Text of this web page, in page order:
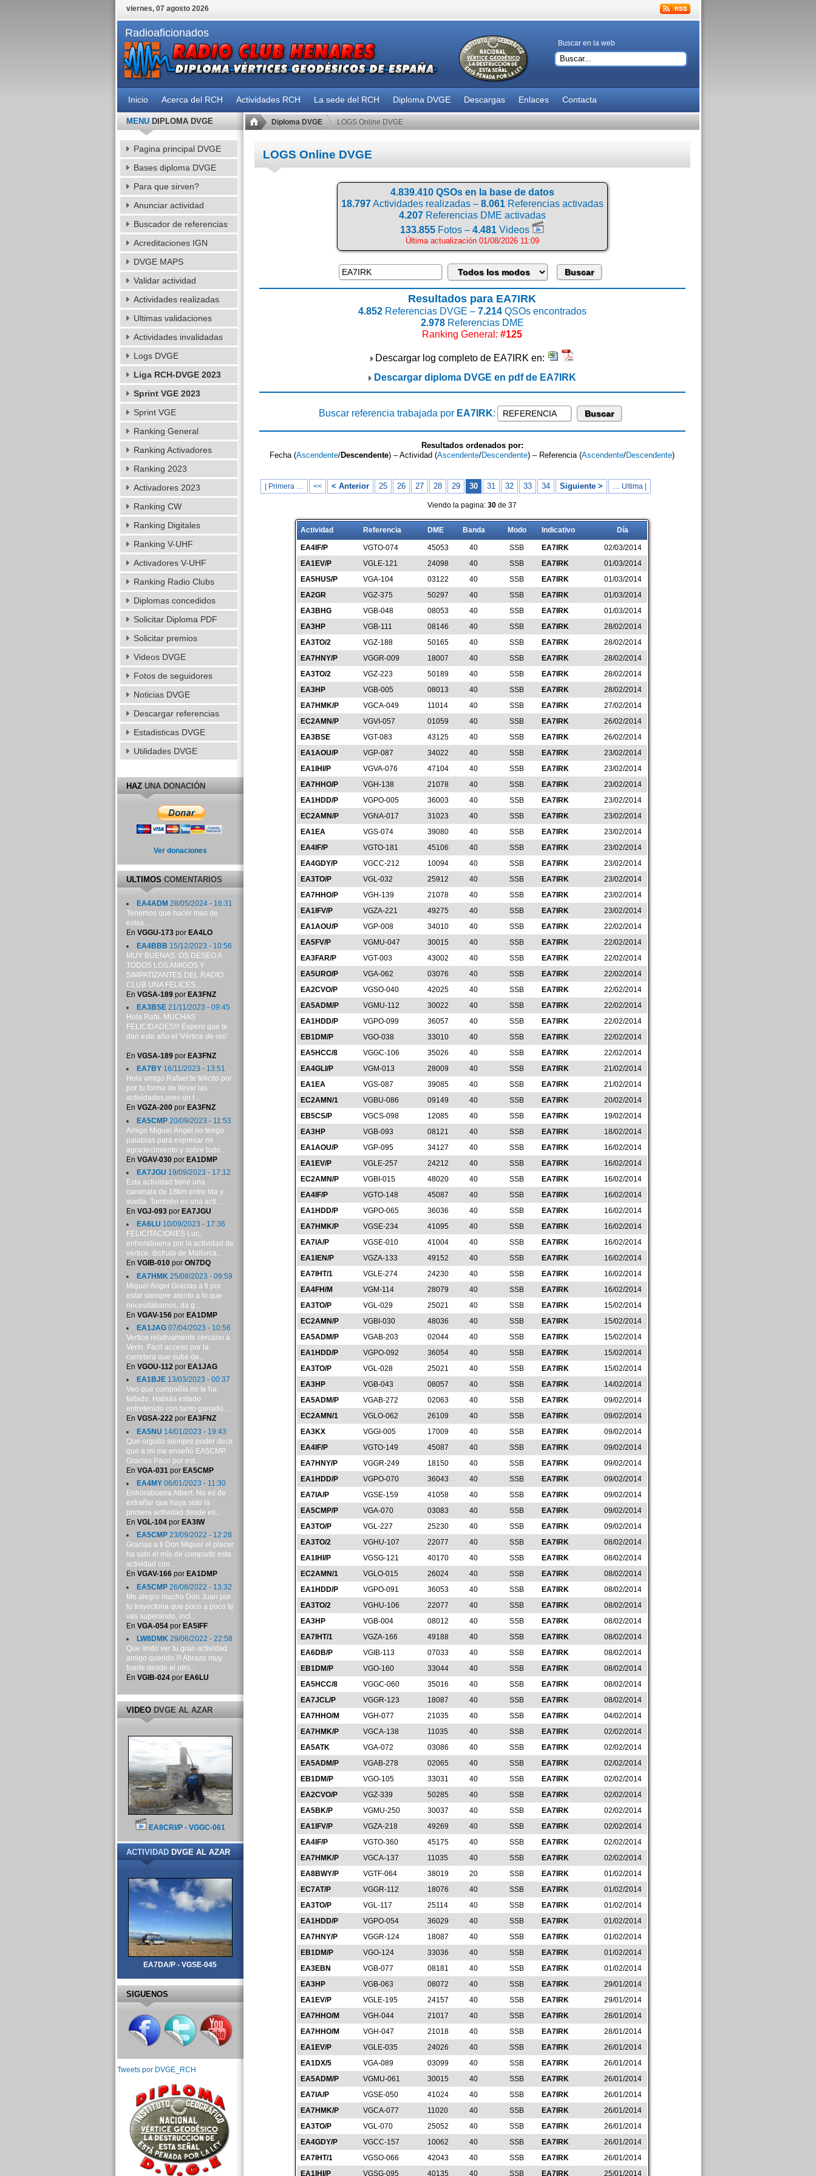
viernes, 07 agosto 2026
Radioaficionados
Buscar en la web
Inicio Acerca del RCH Actividades RCH La sede del RCH Diploma DVGE Descargas Enlaces Contacta
Diploma DVGE LOGS Online DVGE
LOGS Online DVGE
4.839.410 QSOs en la base de datos
18.797Actividades realizadas – 8.061Referencias activadas
4.207Referencias DME activadas
133.855 Fotos – 4.481 Videos
Última actualización 01/08/2026 11:09
Resultados para EA7IRK
4.852Referencias DVGE – 7.214QSOs encontrados
2.978Referencias DME
Ranking General: #125
Descargar log completo de EA7IRK en:
Descargar diploma DVGE en pdf de EA7IRK
Buscar referencia trabajada por EA7IRK:
Resultados ordenados por:
Fecha (Ascendente/Descendente) – Actividad (Ascendente/Descendente) – Referencia (Ascendente/Descendente)
| Primera … << < Anterior 25 26 27 28 29 30 31 32 33 34 Siguiente > … Ultima |
Viendo la pagina: 30 de 37
Actividad Referencia DME Banda Modo Indicativo Día
EA4IF/P VGTO-074 45053 40 SSB EA7IRK
02/03/2014
EA1EV/P
VGLE-121 24098 40 SSB EA7IRK
01/03/2014
EA5HUS/P
VGA-104 03122 40 SSB EA7IRK
01/03/2014
EA2GR
VGZ-375 50297 40 SSB EA7IRK
01/03/2014
EA3BHG
VGB-048 08053 40 SSB EA7IRK
01/03/2014
EA3HP
VGB-111 08146 40 SSB EA7IRK
28/02/2014
EA3TO/2
VGZ-188 50165 40 SSB EA7IRK
28/02/2014
EA7HNY/P
VGGR-009 18007 40 SSB EA7IRK
28/02/2014
EA3TO/2
VGZ-223 50189 40 SSB EA7IRK
28/02/2014
EA3HP
VGB-005 08013 40 SSB EA7IRK
28/02/2014
EA7HMK/P
VGCA-049 11014 40 SSB EA7IRK
27/02/2014
EC2AMN/P
VGVI-057 01059 40 SSB EA7IRK
26/02/2014
EA3BSE
VGT-083 43125 40 SSB EA7IRK
26/02/2014
EA1AOU/P
VGP-087 34022 40 SSB EA7IRK
23/02/2014
EA1IHI/P
VGVA-076 47104 40 SSB EA7IRK
23/02/2014
EA7HHO/P
VGH-138 21078 40 SSB EA7IRK
23/02/2014
EA1HDD/P
VGPO-005 36003 40 SSB EA7IRK
23/02/2014
EC2AMN/P
VGNA-017 31023 40 SSB EA7IRK
23/02/2014
EA1EA
VGS-074 39080 40 SSB EA7IRK
23/02/2014
EA4IF/P
VGTO-181 45106 40 SSB EA7IRK
23/02/2014
EA4GDY/P
VGCC-212 10094 40 SSB EA7IRK
23/02/2014
EA3TO/P
VGL-032 25912 40 SSB EA7IRK
23/02/2014
EA7HHO/P
VGH-139 21078 40 SSB EA7IRK
23/02/2014
EA1IFV/P
VGZA-221 49275 40 SSB EA7IRK
23/02/2014
EA1AOU/P
VGP-008 34010 40 SSB EA7IRK
22/02/2014
EA5FV/P
VGMU-047 30015 40 SSB EA7IRK
22/02/2014
EA3FAR/P
VGT-003 43002 40 SSB EA7IRK
22/02/2014
EA5URO/P
VGA-062 03076 40 SSB EA7IRK
22/02/2014
EA2CVO/P
VGSO-040 42025 40 SSB EA7IRK
22/02/2014
EA5ADM/P
VGMU-112 30022 40 SSB EA7IRK
22/02/2014
EA1HDD/P
VGPO-099 36057 40 SSB EA7IRK
22/02/2014
EB1DM/P
VGO-038 33010 40 SSB EA7IRK
22/02/2014
EA5HCC/8
VGGC-106 35026 40 SSB EA7IRK
22/02/2014
EA4GLI/P
VGM-013 28009 40 SSB EA7IRK
21/02/2014
EA1EA
VGS-087 39085 40 SSB EA7IRK
21/02/2014
EC2AMN/1
VGBU-086 09149 40 SSB EA7IRK
20/02/2014
EB5CS/P
VGCS-098 12085 40 SSB EA7IRK
19/02/2014
EA3HP
VGB-093 08121 40 SSB EA7IRK
18/02/2014
EA1AOU/P
VGP-095 34127 40 SSB EA7IRK
16/02/2014
EA1EV/P
VGLE-257 24212 40 SSB EA7IRK
16/02/2014
EC2AMN/P
VGBI-015 48020 40 SSB EA7IRK
16/02/2014
EA4IF/P
VGTO-148 45087 40 SSB EA7IRK
16/02/2014
EA1HDD/P
VGPO-065 36036 40 SSB EA7IRK
16/02/2014
EA7HMK/P
VGSE-234 41095 40 SSB EA7IRK
16/02/2014
EA7IA/P
VGSE-010 41004 40 SSB EA7IRK
16/02/2014
EA1IEN/P
VGZA-133 49152 40 SSB EA7IRK
16/02/2014
EA7IHT/1
VGLE-274 24230 40 SSB EA7IRK
16/02/2014
EA4FH/M
VGM-114 28079 40 SSB EA7IRK
16/02/2014
EA3TO/P
VGL-029 25021 40 SSB EA7IRK
15/02/2014
EC2AMN/P
VGBI-030 48036 40 SSB EA7IRK
15/02/2014
EA5ADM/P
VGAB-203 02044 40 SSB EA7IRK
15/02/2014
EA1HDD/P
VGPO-092 36054 40 SSB EA7IRK
15/02/2014
EA3TO/P
VGL-028 25021 40 SSB EA7IRK
15/02/2014
EA3HP
VGB-043 08057 40 SSB EA7IRK
14/02/2014
EA5ADM/P
VGAB-272 02063 40 SSB EA7IRK
09/02/2014
EC2AMN/1
VGLO-062 26109 40 SSB EA7IRK
09/02/2014
EA3KX
VGGI-005 17009 40 SSB EA7IRK
09/02/2014
EA4IF/P
VGTO-149 45087 40 SSB EA7IRK
09/02/2014
EA7HNY/P
VGGR-249 18150 40 SSB EA7IRK
09/02/2014
EA1HDD/P
VGPO-070 36043 40 SSB EA7IRK
09/02/2014
EA7IA/P
VGSE-159 41058 40 SSB EA7IRK
09/02/2014
EA5CMP/P
VGA-070 03083 40 SSB EA7IRK
09/02/2014
EA3TO/P
VGL-227 25230 40 SSB EA7IRK
09/02/2014
EA3TO/2
VGHU-107 22077 40 SSB EA7IRK
08/02/2014
EA1IHI/P
VGSG-121 40170 40 SSB EA7IRK
08/02/2014
EC2AMN/1
VGLO-015 26024 40 SSB EA7IRK
08/02/2014
EA1HDD/P
VGPO-091 36053 40 SSB EA7IRK
08/02/2014
EA3TO/2
VGHU-106 22077 40 SSB EA7IRK
08/02/2014
EA3HP
VGB-004 08012 40 SSB EA7IRK
08/02/2014
EA7IHT/1
VGZA-166 49188 40 SSB EA7IRK
08/02/2014
EA6DB/P
VGIB-113 07033 40 SSB EA7IRK
08/02/2014
EB1DM/P
VGO-160 33044 40 SSB EA7IRK
08/02/2014
EA5HCC/8
VGGC-060 35016 40 SSB EA7IRK
08/02/2014
EA7JCL/P
VGGR-123 18087 40 SSB EA7IRK
08/02/2014
EA7HHO/M
VGH-077 21035 40 SSB EA7IRK
04/02/2014
EA7HMK/P
VGCA-138 11035 40 SSB EA7IRK
02/02/2014
EA5ATK
VGA-072 03086 40 SSB EA7IRK
02/02/2014
EA5ADM/P
VGAB-278 02065 40 SSB EA7IRK
02/02/2014
EB1DM/P
VGO-105 33031 40 SSB EA7IRK
02/02/2014
EA2CVO/P
VGZ-339 50285 40 SSB EA7IRK
02/02/2014
EA5BK/P
VGMU-250 30037 40 SSB EA7IRK
02/02/2014
EA1IFV/P
VGZA-218 49269 40 SSB EA7IRK
02/02/2014
EA4IF/P
VGTO-360 45175 40 SSB EA7IRK
02/02/2014
EA7HMK/P
VGCA-137 11035 40 SSB EA7IRK
02/02/2014
EA8BWY/P
VGTF-064 38019 20 SSB EA7IRK
01/02/2014
EC7AT/P
VGGR-112 18076 40 SSB EA7IRK
01/02/2014
EA3TO/P
VGL-117 25114 40 SSB EA7IRK
01/02/2014
EA1HDD/P
VGPO-054 36029 40 SSB EA7IRK
01/02/2014
EA7HNY/P
VGGR-124 18087 40 SSB EA7IRK
01/02/2014
EB1DM/P
VGO-124 33036 40 SSB EA7IRK
01/02/2014
EA3EBN
VGB-077 08181 40 SSB EA7IRK
01/02/2014
EA3HP
VGB-063 08072 40 SSB EA7IRK
29/01/2014
EA1EV/P
VGLE-195 24157 40 SSB EA7IRK
29/01/2014
EA7HHO/M
VGH-044 21017 40 SSB EA7IRK
28/01/2014
EA7HHO/M
VGH-047 21018 40 SSB EA7IRK
28/01/2014
EA1EV/P
VGLE-035 24026 40 SSB EA7IRK
26/01/2014
EA1DX/5
VGA-089 03099 40 SSB EA7IRK
26/01/2014
EA5ADM/P
VGMU-061 30015 40 SSB EA7IRK
26/01/2014
EA7IA/P
VGSE-050 41024 40 SSB EA7IRK
26/01/2014
EA7HMK/P
VGCA-077 11020 40 SSB EA7IRK
26/01/2014
EA3TO/P
VGL-070 25052 40 SSB EA7IRK
26/01/2014
EA4GDY/P
VGCC-157 10062 40 SSB EA7IRK
26/01/2014
EA7IHT/1
VGSO-066 42043 40 SSB EA7IRK
26/01/2014
EA1IHI/P
VGSG-095 40135 40 SSB EA7IRK 25/01/2014
MENUDIPLOMA DVGE
Pagina principal DVGE
Bases diploma DVGE
Para que sirven?
Anunciar actividad
Buscador de referencias
Acreditaciones IGN
DVGE MAPS
Validar actividad
Actividades realizadas
Ultimas validaciones
Actividades invalidadas
Logs DVGE
Liga RCH-DVGE 2023
Sprint VGE 2023
Sprint VGE
Ranking General
Ranking Activadores
Ranking 2023
Activadores 2023
Ranking CW
Ranking Digitales
Ranking V-UHF
Activadores V-UHF
Ranking Radio Clubs
Diplomas concedidos
Solicitar Diploma PDF
Solicitar premios
Videos DVGE
Fotos de seguidores
Noticias DVGE
Descargar referencias
Estadisticas DVGE
Utilidades DVGE
HAZUNA DONACIÓN
Ver donaciones
ULTIMOSCOMENTARIOS
EA4ADM 28/05/2024 - 16:31
Tenemos que hacer mas de
estas....
En VGGU-173por EA4LO
EA4BBB 15/12/2023 - 10:56
MUY BUENAS. OS DESEO A
TODOS LOS AMIGOS Y
SIMPATIZANTES DEL RADIO
CLUB UNA FELICES...
En VGSA-189por EA3FNZ
EA3BSE21/11/2023 - 09:45
Hola Rafa. MUCHAS
FELICIDADES!!! Espero que te
den este año el 'Vértice de oro'
...
En VGSA-189por EA3FNZ
EA7BY16/11/2023 - 13:51
Hola amigo Rafael:te felicito por
por tu forma de llevar las
actividades,eres un f...
En VGZA-200por EA3FNZ
EA5CMP20/09/2023 - 11:53
Amigo Miguel Ángel no tengo
palabras para expresar mi
agradecimiento y sobre todo...
En VGAV-030por EA1DMP
EA7JGU 19/09/2023 - 17:12
Esta actividad tiene una
caminata de 18km entre ida y
vuelta. También es una acti...
En VGJ-093por EA7JGU
EA6LU 10/09/2023 - 17:36
FELICITACIONES Luc,
enhorabuena por la actividad de
vértice, disfruta de Mallorca...
En VGIB-010por ON7DQ
EA7HMK 25/08/2023 - 09:59
Miguel Angel Gracias a ti por
estar siempre atento a lo que
necesitábamos, da g...
En VGAV-156por EA1DMP
EA1JAG07/04/2023 - 10:56
Vertice relativamente cercano a
Verín. Fácil acceso por la
carretera que sube de...
En VGOU-112por EA1JAG
EA1BJE13/03/2023 - 00:37
Veo que compañía no te ha
faltado. Habrás estado
entretenido con tanto ganado. ...
En VGSA-222por EA3FNZ
EA5NU 14/01/2023 - 19:43
Que orgullo siempre poder decir
que a mí me enseñó EA5CMP.
Gracias Paco por est...
En VGA-031 por EA5CMP
EA4MY06/01/2023 - 11:30
Enhorabuena Albert. No es de
extrañar que haya sido la
primera actividad desde es...
En VGL-104por EA3IW
EA5CMP23/09/2022 - 12:28
Gracias a ti Don Miguel el placer
ha sido el mío de compartir esta
actividad con ...
En VGAV-166por EA1DMP
EA5CMP26/08/2022 - 13:32
Me alegro mucho Don Juan por
tu trayectoria que poco a poco te
vas superando, incl...
En VGA-054por EA5IFF
LW8DMK29/06/2022 - 22:58
Que lindo ver tu gran actividad
amigo querido !!! Abrazo muy
fuerte desde el otro...
En VGIB-024por EA6LU
VIDEODVGE AL AZAR
EA8CRI/P - VGGC-061
ACTIVIDADDVGE AL AZAR
EA7DA/P - VGSE-045
SIGUENOS
Tweets por DVGE_RCH